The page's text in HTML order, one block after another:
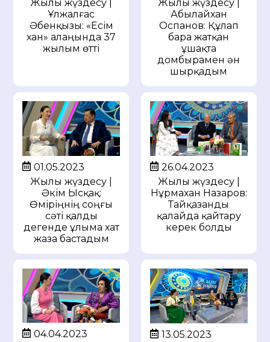
Жылы жүздесу |
Ұлжалғас
Әбенқызы: «Есім
хан» алаңында 37
жылым өтті
Жылы жүздесу |
Абылайхан
Оспанов: Құлап
бара жатқан
ұшақта
домбырамен ән
шырқадым
01.05.2023
Жылы жүздесу |
Әкім Ысқақ:
Өміріңнің соңғы
сәті қалды
дегенде ұлыма хат
жаза бастадым
26.04.2023
Жылы жүздесу |
Нұрмахан Назаров:
Тайқазанды
қалайда қайтару
керек болды
04.04.2023
13.05.2023